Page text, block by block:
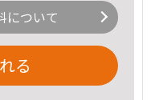
について
る